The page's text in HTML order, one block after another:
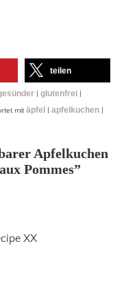
teilen
| glutenfrei|
mit äpfel apfelkuchen|
Apfelkuchen
Pommes”
XX